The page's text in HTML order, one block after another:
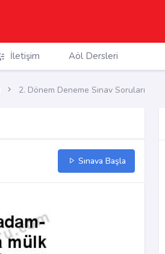
İletişim Aöl Dersleri
2. Dönem Deneme Sınav Soruları
Sınava Başla